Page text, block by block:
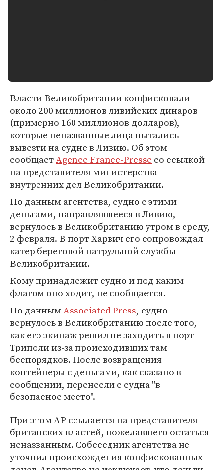
Власти Великобритании конфисковали
около 200 миллионов ливийских динаров
(примерно 160 миллионов долларов),
которые неназванные лица пытались
вывезти на судне в Ливию. Об этом
сообщаетAgence France-Presse со ссылкой
на представителя министерства
внутренних дел Великобритании.
По данным агентства, судно с этими
деньгами, направлявшееся в Ливию,
вернулось в Великобританию утром в среду,
2 февраля. В порт Харвич его сопровождал
катер береговой патрульной службы
Великобритании.
Кому принадлежит судно и под каким
флагом оно ходит, не сообщается.
По даннымAssociated Press, судно
вернулось в Великобританию после того,
как его экипаж решил не заходить в порт
Триполи из-за происходивших там
беспорядков. После возвращения
контейнеры с деньгами, как сказано в
сообщении, перенесли с судна "в
безопасное место".
При этом AP ссылается на представителя
британских властей, пожелавшего остаться
неназванным. Собеседник агентства не
уточнил происхождения конфискованных